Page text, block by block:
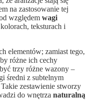
na zastosowanie tej
względem wagi
teksturach i
elementów; zamiast tego,
różne ich cechy
być trzy różne wazony –
średni z subtelnym
zestawienie stworzy
do wnętrza naturalną